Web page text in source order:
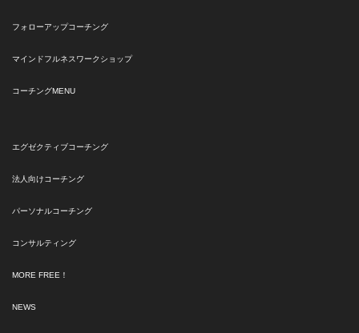
フォローアップコーチング
マインドフルネスワークショップ
コーチングMENU
エグゼクティブコーチング
法人向けコーチング
パーソナルコーチング
コンサルティング
MORE FREE！
NEWS